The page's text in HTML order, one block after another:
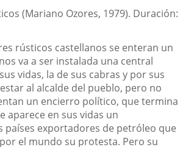
(Mariano Ozores, 1979). Duración:
rústicos castellanos se enteran un
va a ser instalada una central
vidas, la de sus cabras y por sus
al alcalde del pueblo, pero no
un encierro político, que termina
aparece en sus vidas un
países exportadores de petróleo que
el mundo su protesta. Pero su